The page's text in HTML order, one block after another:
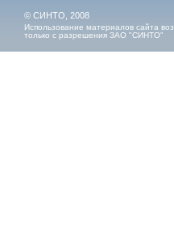
© СИНТО, 2008
Использование материалов сайта
только с разрешения ЗАО "СИНТО"